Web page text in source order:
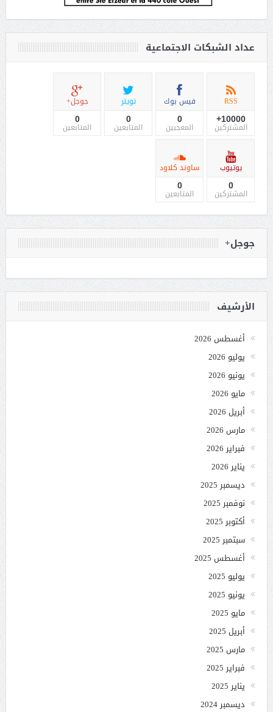
عداد الشبكات الاجتماعية
RSS
10000+
المشتركين
فيس بوك
0
المعجبين
تويتر
0
المتابعين
جوجل+
0
المتابعين
يوتيوب
0
المشتركين
ساوند كلاود
0
المتابعين
جوجل+
الأرشيف
أغسطس 2026
يوليو 2026
يونيو 2026
مايو 2026
أبريل 2026
مارس 2026
فبراير 2026
يناير 2026
ديسمبر 2025
نوفمبر 2025
أكتوبر 2025
سبتمبر 2025
أغسطس 2025
يوليو 2025
يونيو 2025
مايو 2025
أبريل 2025
مارس 2025
فبراير 2025
يناير 2025
ديسمبر 2024